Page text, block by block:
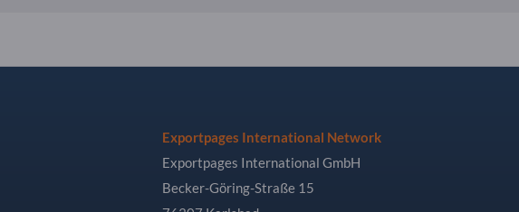
Exportpages International Network
Exportpages International GmbH
Becker-Göring-Straße 15